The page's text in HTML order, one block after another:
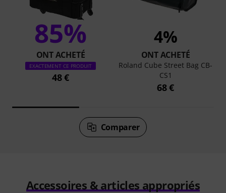
85%
ONT ACHETÉ
EXACTEMENT CE PRODUIT
48 €
4%
ONT ACHETÉ
Roland Cube Street Bag CB-
CS1
68 €
Comparer
Accessoires & articles appropriés